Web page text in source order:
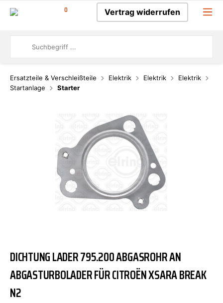
0 Vertrag widerrufen
Ersatzteile & Verschleißteile Elektrik Elektrik
Elektrik
Startanlage
Starter
DICHTUNG LADER 795.200 ABGASROHR AN
ABGASTURBOLADER FÜR CITROËN XSARA BREAK
N2